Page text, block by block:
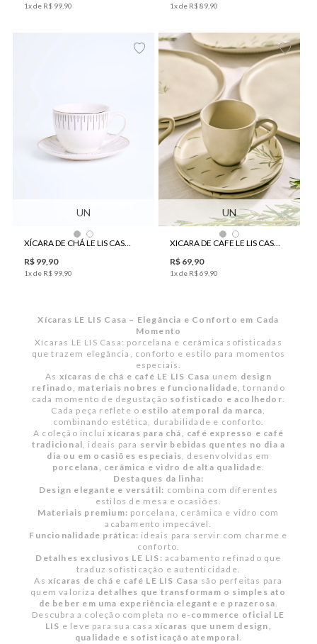
1x de R$ 99 90 1x de R$89 90
UN
XÍCARA DE CHÁ LE LIS CASA CINÉTICA
R$ 99,90
1x de R$ 99 90
UN
XICARA DE CAFE LE LIS CASA ALECRIM
R$ 69,90
1x de R$69 90
Xícaras LE LIS Casa – Elegância e Conforto em Cada
Momento
Xícaras LE LIS Casa: porcelana e cerâmica sofisticadas
que trazem elegância, conforto e estilo para momentos
especiais.
As xícaras de chá e café LE LIS Casa unem design
refinado, materiais nobres e funcionalidade, tornando
cada momento de degustação sofisticado e acolhedor.
Cada peça reflete o estilo atemporal da marca,
combinando estética, durabilidade e conforto.
A coleção incluixícaras para chá, café expresso e café
tradicional, ideais para servir bebidas quentes no dia a
dia ou em ocasiões especiais, desenvolvidas em
porcelana, cerâmica e vidro de alta qualidade.
Destaques da linha:
Design elegante e versátil: combina com diferentes
estilos de mesa e ocasiões.
Materiais premium: porcelana, cerâmica e vidro com
acabamento impecável.
Funcionalidade prática: ideais para servir com charme e
conforto.
Detalhes exclusivos LE LIS: acabamento refinado que
traduz sofisticação e autenticidade.
Asxícaras de chá e café LE LIS Casa são perfeitas para
quem valoriza detalhes que transformam o simples ato
de beber em uma experiência elegante e prazerosa.
Descubra a coleção completa no e-commerce oficial LE
LIS e leve para sua casaxícaras que unem design,
qualidade e sofisticação atemporal.